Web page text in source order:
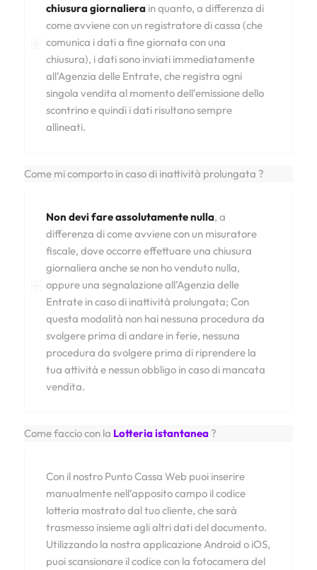
chiusura giornalierain quanto, a differenza di
come avviene con un registratore di cassa (che
comunica i dati a fine giornata con una
chiusura), i dati sono inviati immediatamente
all’Agenzia delle Entrate, che registra ogni
singola vendita al momento dell’emissione dello
scontrino e quindi i dati risultano sempre
allineati.
Come mi comporto in caso di inattività prolungata ?
Non devi fare assolutamente nulla, a
differenza di come avviene con un misuratore
fiscale, dove occorre effettuare una chiusura
giornaliera anche se non ho venduto nulla,
oppure una segnalazione all’Agenzia delle
Entrate in caso di inattività prolungata; Con
questa modalità non hai nessuna procedura da
svolgere prima di andare in ferie, nessuna
procedura da svolgere prima di riprendere la
tua attività e nessun obbligo in caso di mancata
vendita.
Come faccio con la Lotteria istantanea?
Con il nostro Punto Cassa Web puoi inserire
manualmente nell’apposito campo il codice
lotteria mostrato dal tuo cliente, che sarà
trasmesso insieme agli altri dati del documento.
Utilizzando la nostra applicazione Android o iOS,
puoi scansionare il codice con la fotocamera del